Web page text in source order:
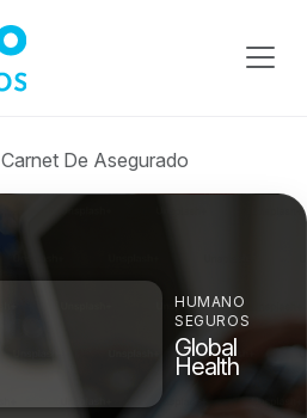
Carnet De Asegurado
HUMANO
SEGUROS
Global
Health